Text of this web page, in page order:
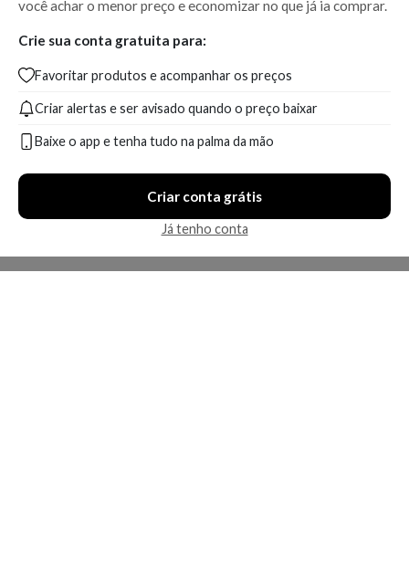
você achar o menor preço e economizar no que já ia comprar.
Crie sua conta gratuita para:
Favoritar produtos e acompanhar os preços
Criar alertas e ser avisado quando o preço baixar
Baixe o app e tenha tudo na palma da mão
Criar conta grátis
Já tenho conta